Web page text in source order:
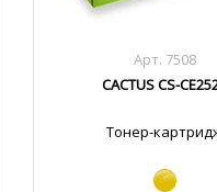
Арт. 7508
CACTUS CS-
Тонер-